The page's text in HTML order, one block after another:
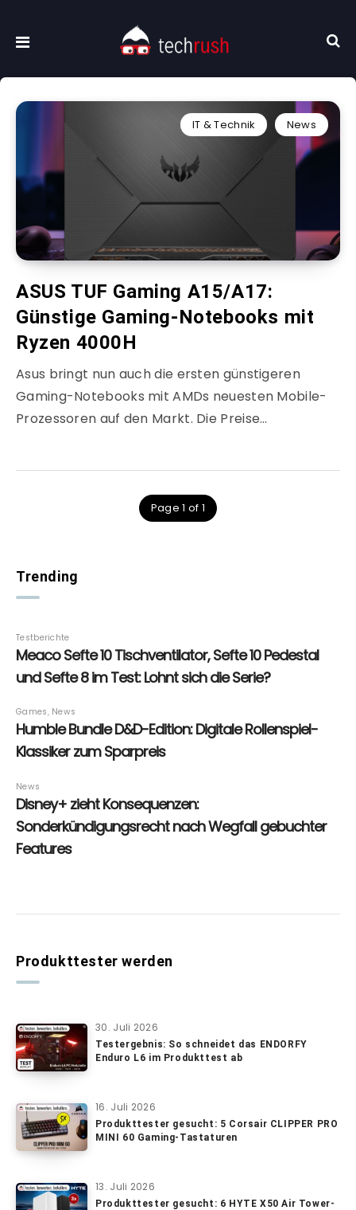
IT & Technik News
ASUS TUF Gaming A15/A17:
Günstige Gaming-Notebooks mit
Ryzen 4000H
Asus bringt nun auch die ersten günstigeren
Gaming-Notebooks mit AMDs neuesten Mobile-
Prozessoren auf den Markt. Die Preise…
Page 1 of 1
Trending
Produkttester werden
30. Juli 2026
Testergebnis: So schneidet das ENDORFY
Enduro L6 im Produkttest ab
16. Juli 2026
Produkttester gesucht: 5 Corsair CLIPPER PRO
MINI 60 Gaming-Tastaturen
13. Juli 2026
Produkttester gesucht: 6 HYTE X50 Air Tower-